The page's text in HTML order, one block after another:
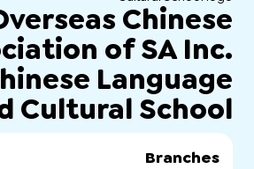
Chinese
of SA Inc.
Language
Cultural School
Branches